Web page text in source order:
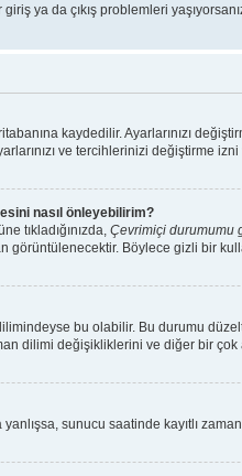
ya da çıkış problemleri
kaydedilir. Ayarlarınızı
ve tercihlerinizi değiştirme izni
nasıl önleyebilirim?
tıkladığınızda, Çevrimiçi durumumu
Böylece gizli bir
bu olabilir. Bu durumu
dilimi değişikliklerini ve diğer bir çok
sunucu saatinde kayıtlı